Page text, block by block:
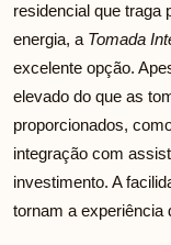
residencial que traga
energia, a Tomada
excelente opção.
elevado do que as
proporcionados,
integração com
investimento. A
tornam a experiência